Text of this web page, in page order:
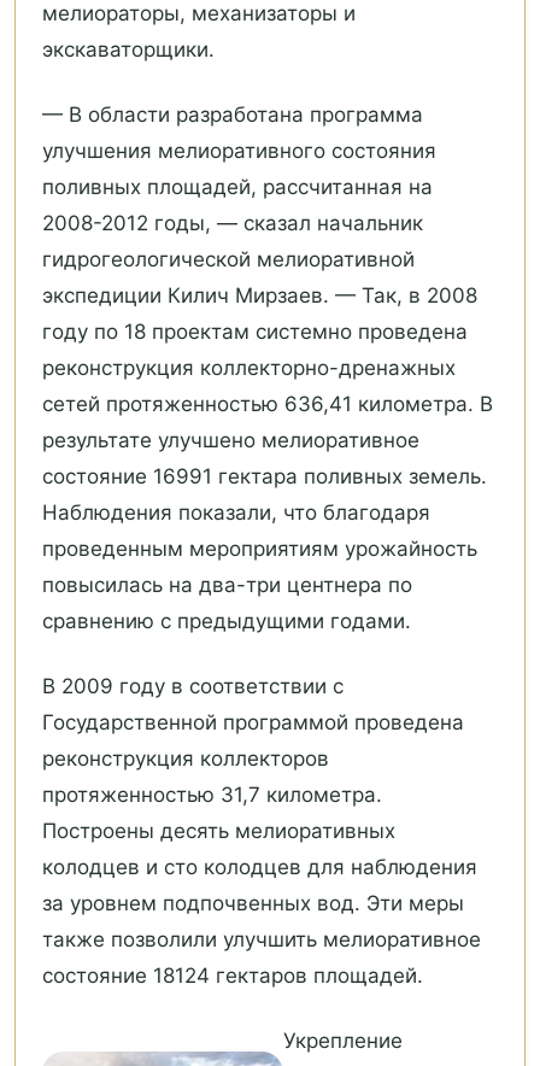
мелиораторы, механизаторы и
экскаваторщики.
— В области разработана программа
улучшения мелиоративного состояния
поливных площадей, рассчитанная на
2008-2012 годы, — сказал начальник
гидрогеологической мелиоративной
экспедиции Килич Мирзаев. — Так, в 2008
году по 18 проектам системно проведена
реконструкция коллекторно-дренажных
сетей протяженностью 636,41 километра. В
результате улучшено мелиоративное
состояние 16991 гектара поливных земель.
Наблюдения показали, что благодаря
проведенным мероприятиям урожайность
повысилась на два-три центнера по
сравнению с предыдущими годами.
В 2009 году в соответствии с
Государственной программой проведена
реконструкция коллекторов
протяженностью 31,7 километра.
Построены десять мелиоративных
колодцев и сто колодцев для наблюдения
за уровнем подпочвенных вод. Эти меры
также позволили улучшить мелиоративное
состояние 18124 гектаров площадей.
Укрепление